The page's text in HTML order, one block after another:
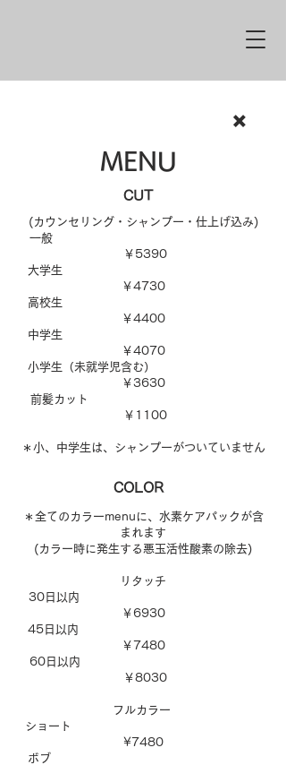
✖️
MENU
CUT
(カウンセリング・シャンプー・仕上げ込み)
​一般
￥5390
大学生
￥4730
高校生
￥4400
中学生
￥4070
小学生（未就学児含む）
￥3630
前髪カット
￥1100
＊小、中学生は、シャンプーがついていません
COLOR
＊全てのカラーmenuに、水素ケアパックが含
まれます
(カラー時に発生する悪玉活性酸素の除去)
リタッチ
30日以内
￥6930
45日以内
￥7480
60日以内
￥8030
フルカラー
ショート
¥7480
ボブ